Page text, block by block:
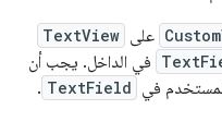
على TextView
في الداخل. يجب أن
في TextField
.